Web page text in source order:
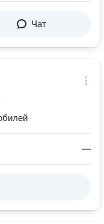
Чат
—